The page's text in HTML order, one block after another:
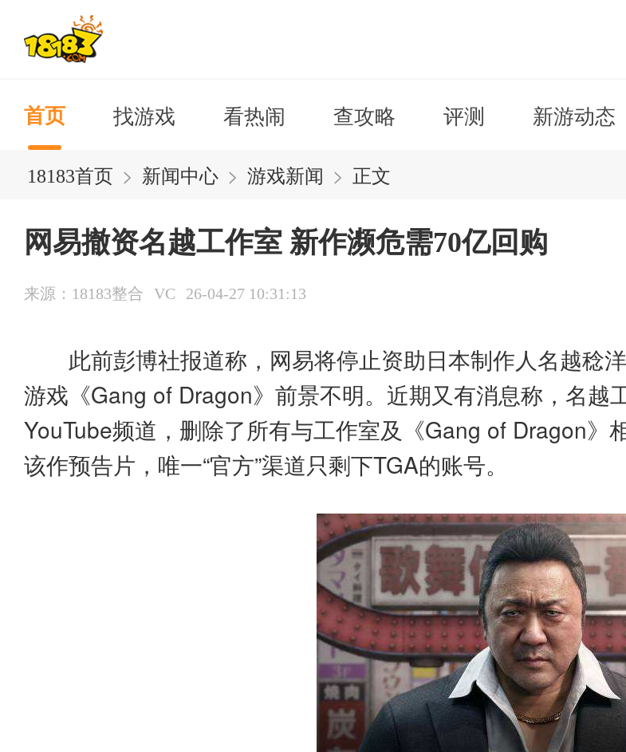
首页 找游戏 看热闹 查攻略 评测 新游动态
18183首页 > 新闻中心 > 游戏新闻 > 正文
网易撤资名越工作室 新作濒危需70亿回购
来源：18183整合 VC 26-04-27 10:31:13
此前彭博社报道称，网易将停止资助日本制作人名越稔
游戏《Gang of Dragon》前景不明。近期又有消息称，名越
YouTube频道，删除了所有与工作室及《Gang of Dragon》
该作预告片，唯一“官方”渠道只剩下TGA的账号。